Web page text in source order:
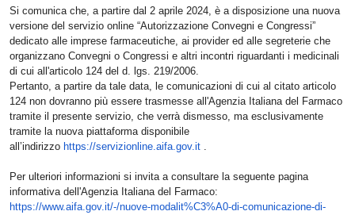
Si comunica che, a partire dal 2 aprile 2024, è a disposizione una nuova
versione del servizio online “Autorizzazione Convegni e Congressi”
dedicato alle imprese farmaceutiche, ai provider ed alle segreterie che
organizzano Convegni o Congressi e altri incontri riguardanti i medicinali
di cui all'articolo 124 del d. lgs. 219/2006.
Pertanto, a partire da tale data, le comunicazioni di cui al citato articolo
124 non dovranno più essere trasmesse all'Agenzia Italiana del Farmaco
tramite il presente servizio, che verrà dismesso, ma esclusivamente
tramite la nuova piattaforma disponibile
all’indirizzo https://servizionline.aifa.gov.it .
Per ulteriori informazioni si invita a consultare la seguente pagina
informativa dell'Agenzia Italiana del Farmaco:
https://www.aifa.gov.it/-/nuove-modalit%C3%A0-di-comunicazione-di-